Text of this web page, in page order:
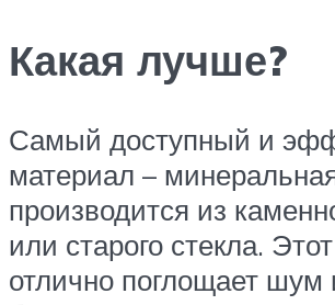
Какая лучше?
Самый доступный и
материал –
производится из
или старого стекла.
отлично поглощает шум